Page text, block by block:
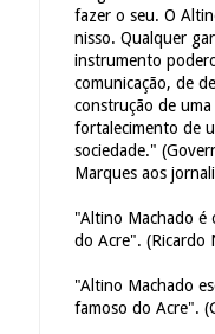
fazer o seu. O
nisso. Qualquer
instrumento
comunicação, de
construção de
fortalecimento de
sociedade."
Marques aos
"Altino Machado é
do Acre". (Ricardo
"Altino Machado
famoso do Acre".